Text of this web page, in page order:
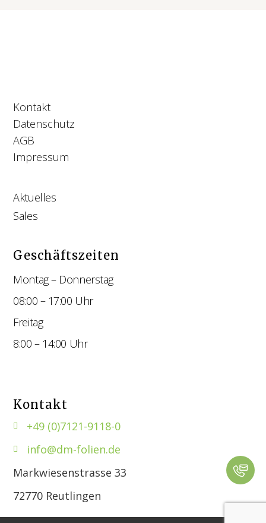
Kontakt
Datenschutz
AGB
Impressum
Aktuelles
Sales
Geschäftszeiten
Montag – Donnerstag
08:00 – 17:00 Uhr
Freitag
8:00 – 14:00 Uhr
Kontakt
+49 (0)7121-9118-0
info@dm-folien.de
Markwiesenstrasse 33
72770 Reutlingen